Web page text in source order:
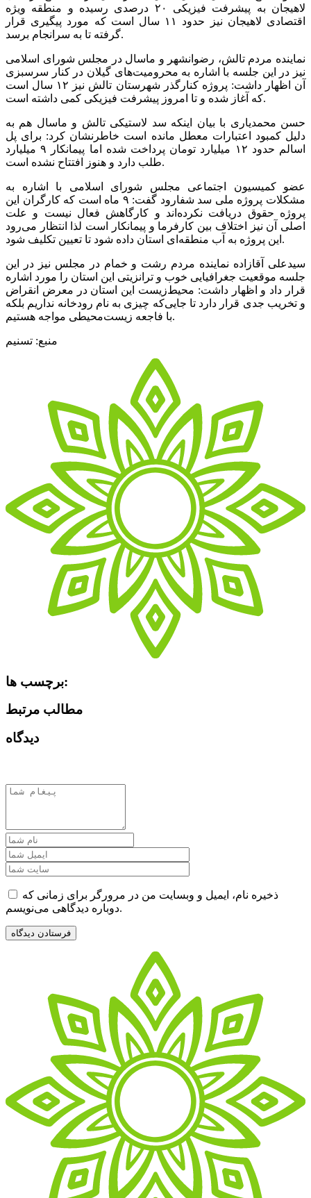
لاهیجان به پیشرفت فیزیکی ۲۰ درصدی رسیده و منطقه ویژه
اقتصادی لاهیجان نیز حدود ۱۱ سال است که مورد پیگیری قرار
گرفته تا به سرانجام برسد.
نماینده مردم تالش، رضوانشهر و ماسال در مجلس شورای اسلامی
نیز در این جلسه با اشاره به محرومیت‌های گیلان در کنار سرسبزی
آن اظهار داشت: پروژه کنارگذر شهرستان تالش نیز ۱۲ سال است
که آغاز شده و تا امروز پیشرفت فیزیکی کمی داشته است.
حسن محمدیاری با بیان اینکه سد لاستیکی تالش و ماسال هم به
دلیل کمبود اعتبارات معطل مانده است خاطرنشان کرد: برای پل
اسالم حدود ۱۲ میلیارد تومان پرداخت شده اما پیمانکار ۹ میلیارد
طلب دارد و هنوز افتتاح نشده است.
عضو کمیسیون اجتماعی مجلس شورای اسلامی با اشاره به
مشکلات پروژه ملی سد شفارود گفت: ۹ ماه است که کارگران این
پروژه حقوق دریافت نکرده‌اند و کارگاهش فعال نیست و علت
اصلی آن نیز اختلاف بین کارفرما و پیمانکار است لذا انتظار می‌رود
این پروژه به آب منطقه‌ای استان داده شود تا تعیین تکلیف شود.
سیدعلی آقازاده نماینده مردم رشت و خمام در مجلس نیز در این
جلسه موقعیت جغرافیایی خوب و ترانزیتی این استان را مورد اشاره
قرار داد و اظهار داشت: محیط‌زیست این استان در معرض انقراض
و تخریب جدی قرار دارد تا جایی‌که چیزی به نام رودخانه نداریم بلکه
با فاجعه زیست‌محیطی مواجه هستیم.
منبع: تسنیم
برچسب ها:
مطالب مرتبط
دیدگاه
ذخیره نام، ایمیل و وبسایت من در مرورگر برای زمانی که
دوباره دیدگاهی می‌نویسم.